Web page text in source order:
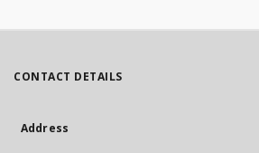
CONTACT DETAILS
Address